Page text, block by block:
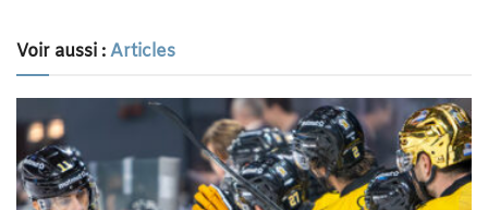
Voir aussi :Articles